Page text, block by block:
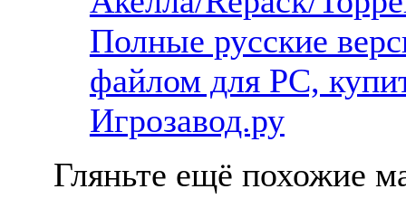
Полные русские
файлом для PC,
Игрозавод.ру
Гляньте ещё похожие